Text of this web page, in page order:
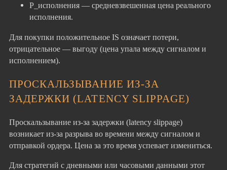
P_исполнения — средневзвешенная цена реального
исполнения.
Для покупки положительное IS означает потери,
отрицательное — выгоду (цена упала между сигналом и
исполнением).
ПРОСКАЛЬЗЫВАНИЕ ИЗ-ЗА
ЗАДЕРЖКИ (LATENCY SLIPPAGE)
Проскальзывание из-за задержки (latency slippage)
возникает из-за разрыва во времени между сигналом и
отправкой ордера. Цена за это время успевает измениться.
Для стратегий с дневными или часовыми данными этот